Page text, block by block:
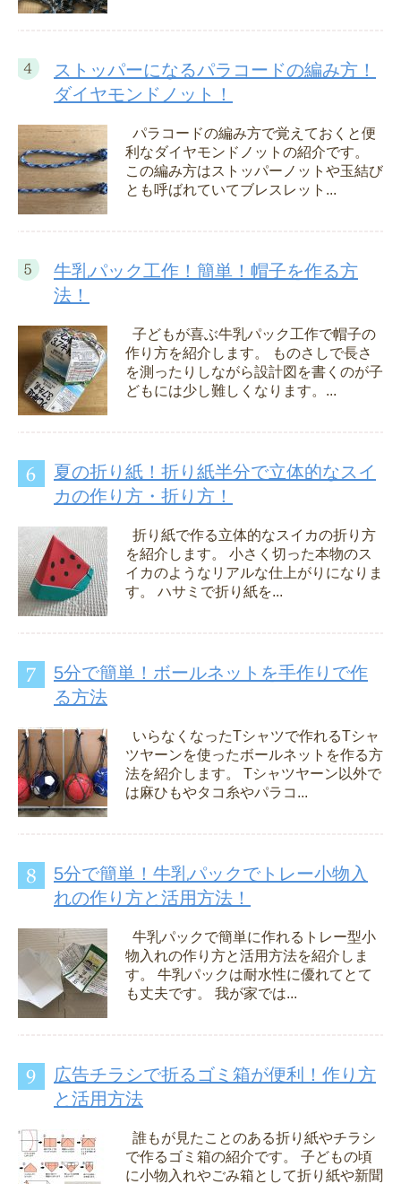
ストッパーになるパラコードの編み方！
ダイヤモンドノット！
パラコードの編み方で覚えておくと便
利なダイヤモンドノットの紹介です。
この編み方はストッパーノットや玉結び
とも呼ばれていてブレスレット...
牛乳パック工作！簡単！帽子を作る方
法！
子どもが喜ぶ牛乳パック工作で帽子の
作り方を紹介します。 ものさしで長さ
を測ったりしながら設計図を書くのが子
どもには少し難しくなります。...
夏の折り紙！折り紙半分で立体的なスイ
カの作り方・折り方！
折り紙で作る立体的なスイカの折り方
を紹介します。 小さく切った本物のス
イカのようなリアルな仕上がりになりま
す。 ハサミで折り紙を...
5分で簡単！ボールネットを手作りで作
る方法
いらなくなったTシャツで作れるTシャ
ツヤーンを使ったボールネットを作る方
法を紹介します。 Tシャツヤーン以外で
は麻ひもやタコ糸やパラコ...
5分で簡単！牛乳パックでトレー小物入
れの作り方と活用方法！
牛乳パックで簡単に作れるトレー型小
物入れの作り方と活用方法を紹介しま
す。 牛乳パックは耐水性に優れてとて
も丈夫です。 我が家では...
広告チラシで折るゴミ箱が便利！作り方
と活用方法
誰もが見たことのある折り紙やチラシ
で作るゴミ箱の紹介です。 子どもの頃
に小物入れやごみ箱として折り紙や新聞